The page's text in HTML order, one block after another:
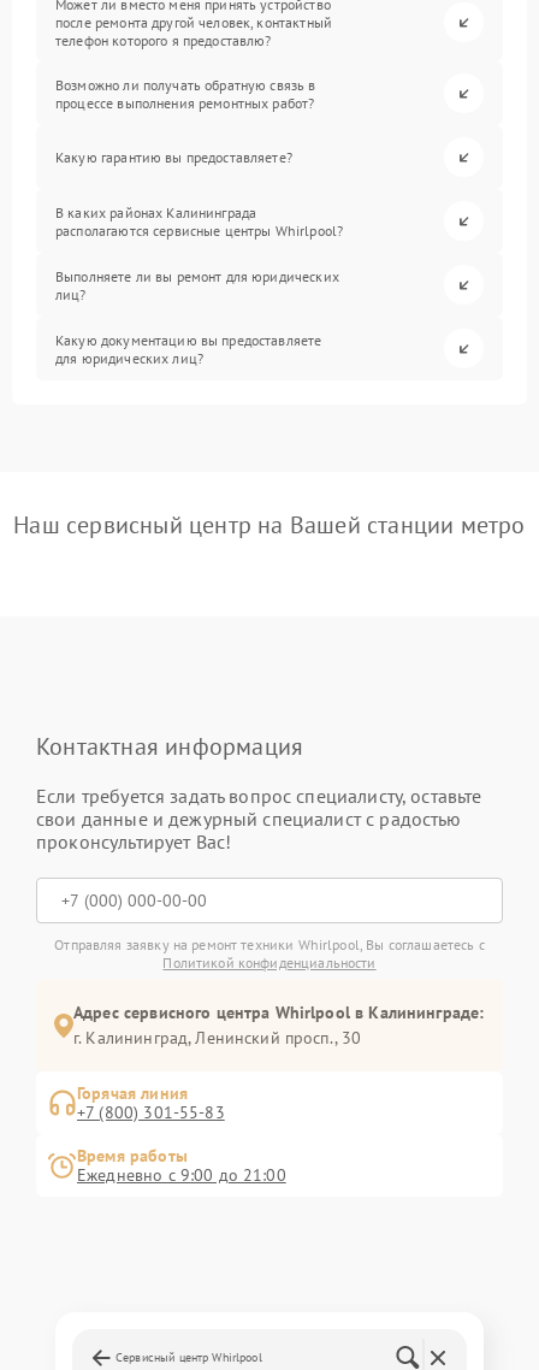
Может ли вместо меня принять устройство
после ремонта другой человек, контактный
телефон которого я предоставлю?
Возможно ли получать обратную связь в
процессе выполнения ремонтных работ?
Какую гарантию вы предоставляете?
В каких районах Калининграда
располагаются сервисные центры Whirlpool?
Выполняете ли вы ремонт для юридических
лиц?
Какую документацию вы предоставляете
для юридических лиц?
Наш сервисный центр на Вашей станции метро
Контактная информация
Если требуется задать вопрос специалисту, оставьте
свои данные и дежурный специалист с радостью
проконсультирует Вас!
Отправляя заявку на ремонт техники Whirlpool, Вы соглашаетесь с
Политикой конфиденциальности
Адрес сервисного центра Whirlpool в Калининграде:
г. Калининград, Ленинский просп., 30
Горячая линия
+7 (800) 301-55-83
Время работы
Ежедневно с 9:00 до 21:00
Сервисный центр Whirlpool